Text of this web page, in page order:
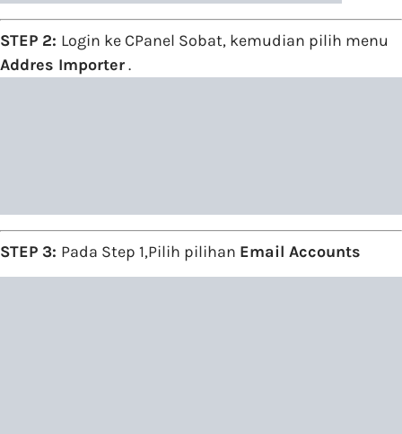
STEP 2: Login ke CPanel Sobat, kemudian pilih menu
Addres Importer.
STEP 3: Pada Step 1,Pilih pilihan Email Accounts